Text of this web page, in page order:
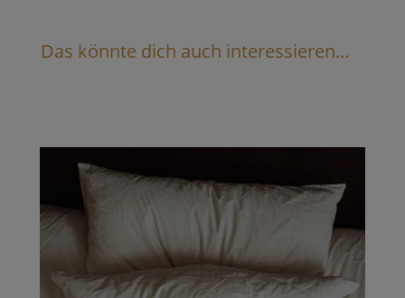
Das könnte dich auch interessieren…